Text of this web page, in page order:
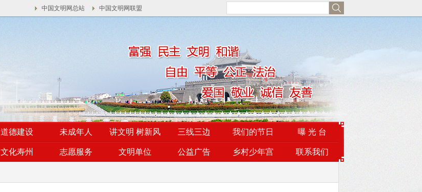
中国文明网总站 中国文明网联盟
道德建设 未成年人 讲文明 树新风 三线三边 我们的节日 曝 光 台
文化寿州 志愿服务 文明单位 公益广告 乡村少年宫 联系我们